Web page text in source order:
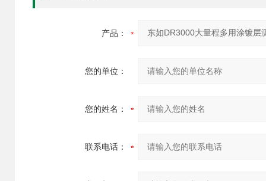
产品：
您的单位：
您的姓名：
联系电话：